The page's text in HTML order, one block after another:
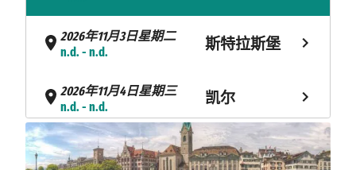
2026年11月3日星期二
n.d. - n.d.
斯特拉斯堡
2026年11月4日星期三
n.d. - n.d.
凯尔
2026年11月5日星期四
n.d. - n.d.
科布伦茨